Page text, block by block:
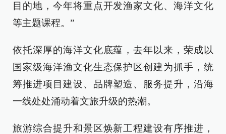
目的地，今年将重点开发渔家文化、海洋文化
等主题课程。”
依托深厚的海洋文化底蕴，去年以来，荣成以
国家级海洋渔文化生态保护区创建为抓手，统
筹推进项目建设、品牌塑造、服务提升，沿海
一线处处涌动着文旅升级的热潮。
旅游综合提升和景区焕新工程建设有序推进，